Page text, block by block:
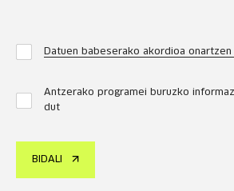
Antzerako programei buruzko
dut
BIDALI